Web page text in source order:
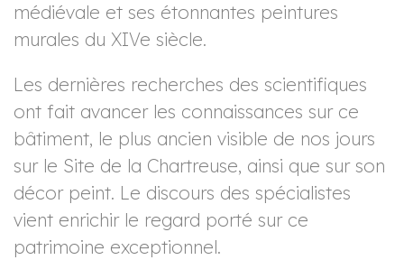
médiévale et ses étonnantes peintures
murales du XIVe siècle.
Les dernières recherches des scientifiques
ont fait avancer les connaissances sur ce
bâtiment, le plus ancien visible de nos jours
sur le Site de la Chartreuse, ainsi que sur son
décor peint. Le discours des spécialistes
vient enrichir le regard porté sur ce
patrimoine exceptionnel.